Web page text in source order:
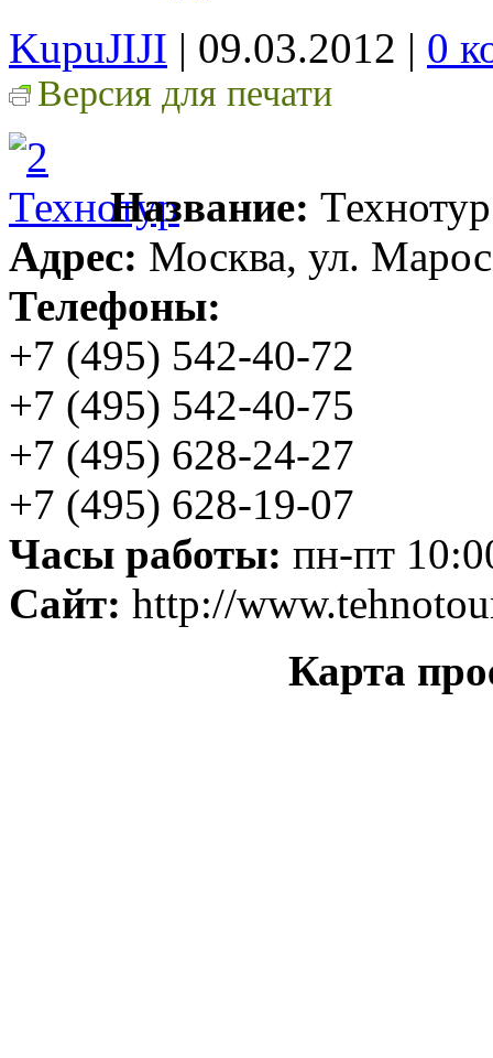
KupuJIJI | 09.03.2012 | 0
Версия для печати
Название: Технотур
Адрес: Москва, ул.
Телефоны:
+7 (495) 542-40-72
+7 (495) 542-40-75
+7 (495) 628-24-27
+7 (495) 628-19-07
Часы работы: пн-пт
Сайт: http://
Карта